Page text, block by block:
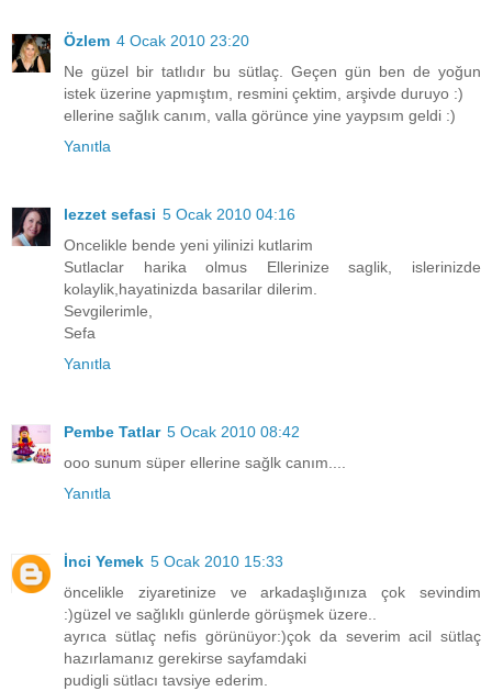
Özlem 4 Ocak 2010 23:20
Ne güzel bir tatlıdır bu sütlaç. Geçen gün ben de yoğun
istek üzerine yapmıştım, resmini çektim, arşivde duruyo :)
ellerine sağlık canım, valla görünce yine yaypsım geldi :)
Yanıtla
lezzet sefasi 5 Ocak 2010 04:16
Oncelikle bende yeni yilinizi kutlarim
Sutlaclar harika olmus Ellerinize saglik, islerinizde
kolaylik,hayatinizda basarilar dilerim.
Sevgilerimle,
Sefa
Yanıtla
Pembe Tatlar 5 Ocak 2010 08:42
ooo sunum süper ellerine sağlk canım....
Yanıtla
İnci Yemek 5 Ocak 2010 15:33
öncelikle ziyaretinize ve arkadaşlığınıza çok sevindim
:)güzel ve sağlıklı günlerde görüşmek üzere..
ayrıca sütlaç nefis görünüyor:)çok da severim acil sütlaç
hazırlamanız gerekirse sayfamdaki
pudigli sütlacı tavsiye ederim.